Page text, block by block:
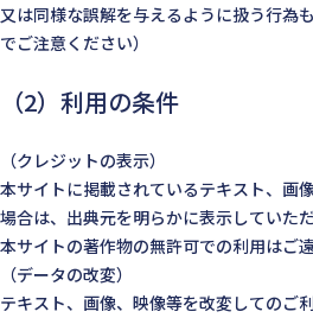
又は同様な誤解を与えるように扱う行為
でご注意ください）
（2）利用の条件
（クレジットの表示）
本サイトに掲載されているテキスト、画
場合は、出典元を明らかに表示していた
本サイトの著作物の無許可での利用はご
（データの改変）
テキスト、画像、映像等を改変してのご